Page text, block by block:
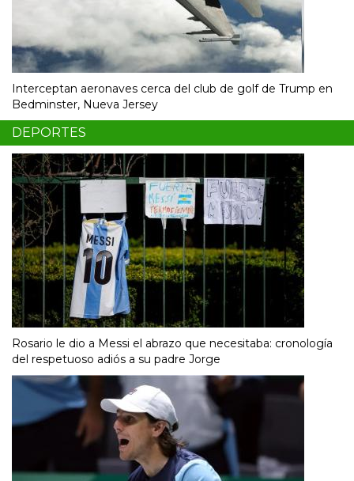
Interceptan aeronaves cerca del club de golf de Trump en
Bedminster, Nueva Jersey
DEPORTES
Rosario le dio a Messi el abrazo que necesitaba: cronología
del respetuoso adiós a su padre Jorge